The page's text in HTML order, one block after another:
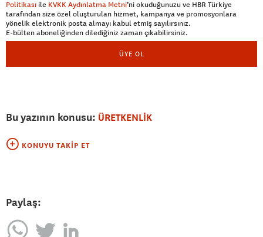
Politikası ile KVKK Aydınlatma Metni’ni okuduğunuzu ve HBR Türkiye
tarafından size özel oluşturulan hizmet, kampanya ve promosyonlara
yönelik elektronik posta almayı kabul etmiş sayılırsınız.
E-bülten aboneliğinden dilediğiniz zaman çıkabilirsiniz.
ÜYE OL
Bu yazının konusu: ÜRETKENLİK
KONUYU TAKIP ET
Paylaş: